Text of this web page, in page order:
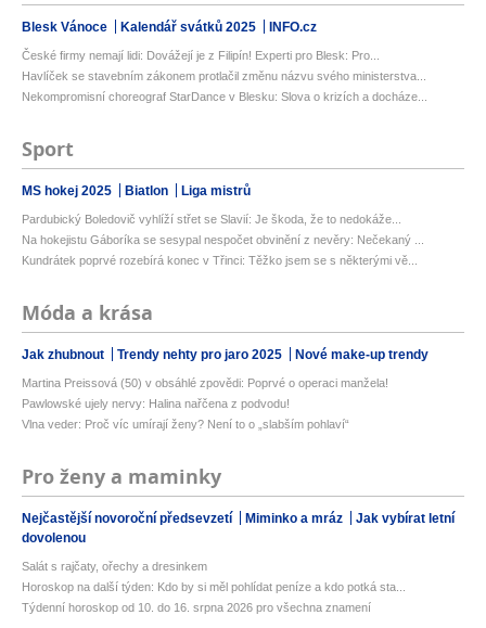
Blesk Vánoce Kalendář svátků 2025 INFO.cz
České firmy nemají lidi: Dovážejí je z Filipín! Experti pro Blesk: Pro...
Havlíček se stavebním zákonem protlačil změnu názvu svého ministerstva...
Nekompromisní choreograf StarDance v Blesku: Slova o krizích a docháze...
Sport
MS hokej 2025 Biatlon Liga mistrů
Pardubický Boledovič vyhlíží střet se Slavií: Je škoda, že to nedokáže...
Na hokejistu Gáboríka se sesypal nespočet obvinění z nevěry: Nečekaný ...
Kundrátek poprvé rozebírá konec v Třinci: Těžko jsem se s některými vě...
Móda a krása
Jak zhubnout Trendy nehty pro jaro 2025 Nové make-up trendy
Martina Preissová (50) v obsáhlé zpovědi: Poprvé o operaci manžela!
Pawlowské ujely nervy: Halina nařčena z podvodu!
Vlna veder: Proč víc umírají ženy? Není to o „slabším pohlaví“
Pro ženy a maminky
Nejčastější novoroční předsevzetí Miminko a mráz
Jak vybírat letní
dovolenou
Salát s rajčaty, ořechy a dresinkem
Horoskop na další týden: Kdo by si měl pohlídat peníze a kdo potká sta...
Týdenní horoskop od 10. do 16. srpna 2026 pro všechna znamení